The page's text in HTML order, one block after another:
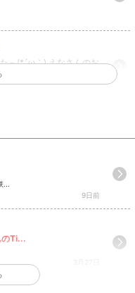
～(*´ω｀) えなさんのお
た(*´ω｀) まひろさんの
9日前
のTi...